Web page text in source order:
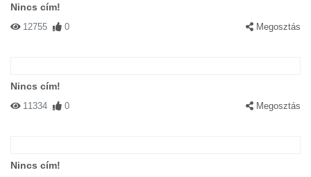
Nincs cím!
12755 0 Megosztás
Nincs cím!
11334 0 Megosztás
Nincs cím!